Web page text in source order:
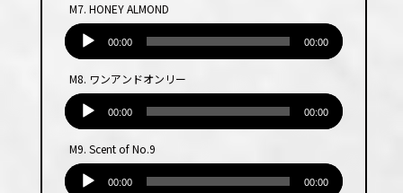
レー
ヤー
M7. HONEY ALMOND
レー
ヤー
00:00 00:00
M8. ワンアンドオンリー
レー
ヤー
00:00 00:00
M9. Scent of No.9
00:00 00:00